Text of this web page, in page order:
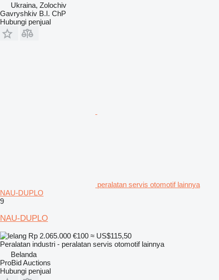
Ukraina, Zolochiv
Gavryshkiv B.I. ChP
Hubungi penjual
peralatan servis otomotif lainnya
NAU-DUPLO
9
NAU-DUPLO
Rp 2.065.000 €100 ≈ US$115,50
Peralatan industri - peralatan servis otomotif lainnya
Belanda
ProBid Auctions
Hubungi penjual